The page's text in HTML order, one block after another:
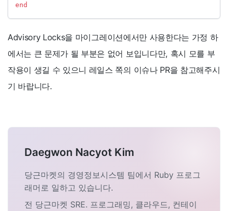
end
Advisory Locks을 마이그레이션에서만 사용한다는 가정 하
에서는 큰 문제가 될 부분은 없어 보입니다만, 혹시 모를 부
작용이 생길 수 있으니 레일스 쪽의 이슈나 PR을 참고해주시
기 바랍니다.
Daegwon Nacyot Kim
당근마켓의 경영정보시스템 팀에서 Ruby 프로그
래머로 일하고 있습니다.
전 당근마켓 SRE. 프로그래밍, 클라우드, 컨테이